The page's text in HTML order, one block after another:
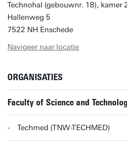
Technohal (gebouwnr. 18), kamer
Hallenweg 5
7522 NH Enschede
Navigeer naar locatie
ORGANISATIES
Faculty of Science and
Techmed (TNW-TECHMED)